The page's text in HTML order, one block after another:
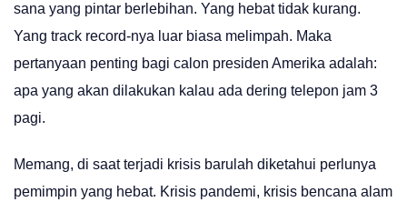
sana yang pintar berlebihan. Yang hebat tidak kurang.
Yang track record-nya luar biasa melimpah. Maka
pertanyaan penting bagi calon presiden Amerika adalah:
apa yang akan dilakukan kalau ada dering telepon jam 3
pagi.
Memang, di saat terjadi krisis barulah diketahui perlunya
pemimpin yang hebat. Krisis pandemi, krisis bencana alam